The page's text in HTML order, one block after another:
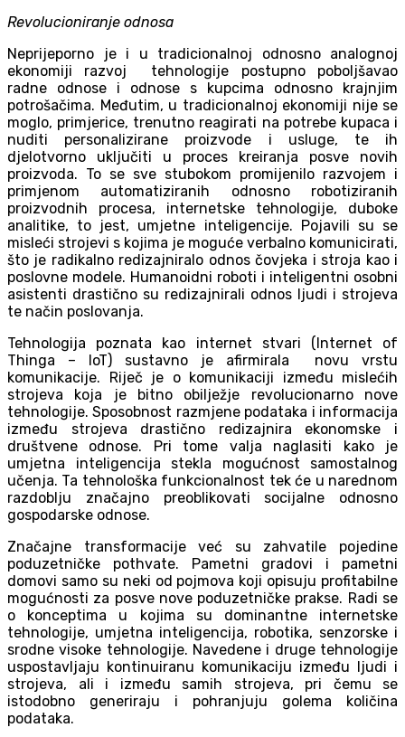
Revolucioniranje odnosa
Neprijeporno je i u tradicionalnoj odnosno analognoj
ekonomiji razvoj tehnologije postupno poboljšavao
radne odnose i odnose s kupcima odnosno krajnjim
potrošačima. Međutim, u tradicionalnoj ekonomiji nije se
moglo, primjerice, trenutno reagirati na potrebe kupaca i
nuditi personalizirane proizvode i usluge, te ih
djelotvorno uključiti u proces kreiranja posve novih
proizvoda. To se sve stubokom promijenilo razvojem i
primjenom automatiziranih odnosno robotiziranih
proizvodnih procesa, internetske tehnologije, duboke
analitike, to jest, umjetne inteligencije. Pojavili su se
misleći strojevi s kojima je moguće verbalno komunicirati,
što je radikalno redizajniralo odnos čovjeka i stroja kao i
poslovne modele. Humanoidni roboti i inteligentni osobni
asistenti drastično su redizajnirali odnos ljudi i strojeva
te način poslovanja.
Tehnologija poznata kao internet stvari (Internet of
Thinga – IoT) sustavno je afirmirala novu vrstu
komunikacije. Riječ je o komunikaciji između mislećih
strojeva koja je bitno obilježje revolucionarno nove
tehnologije. Sposobnost razmjene podataka i informacija
između strojeva drastično redizajnira ekonomske i
društvene odnose. Pri tome valja naglasiti kako je
umjetna inteligencija stekla mogućnost samostalnog
učenja. Ta tehnološka funkcionalnost tek će u narednom
razdoblju značajno preoblikovati socijalne odnosno
gospodarske odnose.
Značajne transformacije već su zahvatile pojedine
poduzetničke pothvate. Pametni gradovi i pametni
domovi samo su neki od pojmova koji opisuju profitabilne
mogućnosti za posve nove poduzetničke prakse. Radi se
o konceptima u kojima su dominantne internetske
tehnologije, umjetna inteligencija, robotika, senzorske i
srodne visoke tehnologije. Navedene i druge tehnologije
uspostavljaju kontinuiranu komunikaciju između ljudi i
strojeva, ali i između samih strojeva, pri čemu se
istodobno generiraju i pohranjuju golema količina
podataka.